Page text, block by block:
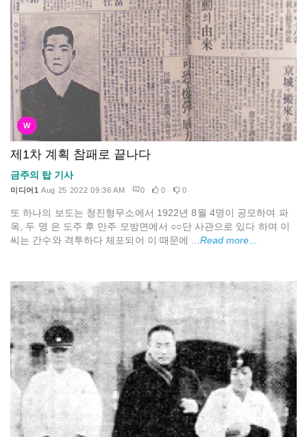
W
제1차 계획 참패로 끝나다
금주의 탑 기사
미디어1 Aug 25 2022 09:36 AM 0 0 0
또 하나의 보도는 청진형무소에서 1922년 8월 4명이 공모하여 파
옥, 두 명 은 도주 후 만주 모방면에서 ○○단 사관으로 있다 하며 이
씨는 간수와 격투하다 체포되어 이 때문에 ... Read more...